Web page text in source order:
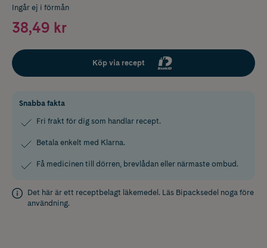
Ingår ej i förmån
38,49 kr
Köp via recept
Snabba fakta
Fri frakt för dig som handlar recept.
Betala enkelt med Klarna.
Få medicinen till dörren, brevlådan eller närmaste ombud.
Det här är ett receptbelagt läkemedel. Läs Bipacksedel noga före
användning.